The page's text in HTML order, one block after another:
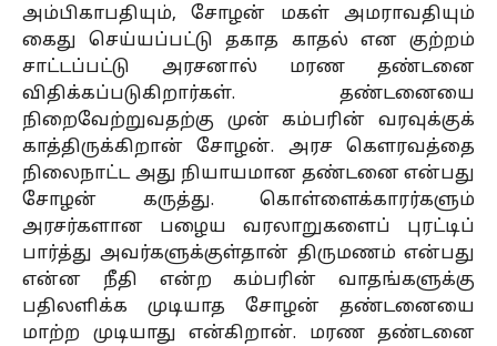
அம்பிகாபதியும், சோழன் மகள் அமராவதியும்
கைது செய்யப்பட்டு தகாத காதல் என குற்றம்
சாட்டப்பட்டு அரசனால் மரண தண்டனை
விதிக்கப்படுகிறார்கள். தண்டனையை
நிறைவேற்றுவதற்கு முன் கம்பரின் வரவுக்குக்
காத்திருக்கிறான் சோழன். அரச கெளரவத்தை
நிலைநாட்ட அது நியாயமான தண்டனை என்பது
சோழன் கருத்து. கொள்ளைக்காரர்களும்
அரசர்களான பழைய வரலாறுகளைப் புரட்டிப்
பார்த்து அவர்களுக்குள்தான் திருமணம் என்பது
என்ன நீதி என்ற கம்பரின் வாதங்களுக்கு
பதிலளிக்க முடியாத சோழன் தண்டனையை
மாற்ற முடியாது என்கிறான். மரண தண்டனை